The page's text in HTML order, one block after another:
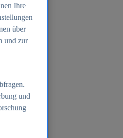
Ihre
über
und zur
und